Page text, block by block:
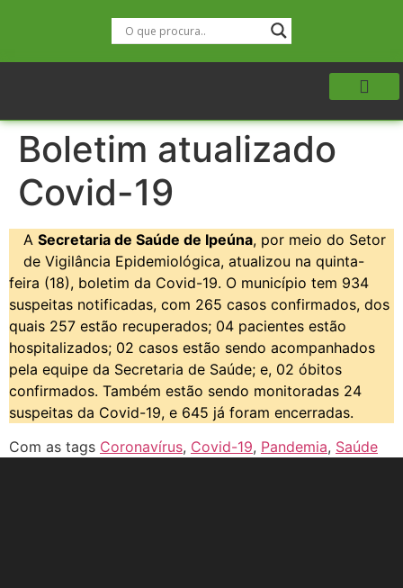
Boletim atualizado
Covid-19
A Secretaria de Saúde de Ipeúna, por meio do Setor
de Vigilância Epidemiológica, atualizou na quinta-
feira (18), boletim da Covid-19. O município tem 934
suspeitas notificadas, com 265 casos confirmados, dos
quais 257 estão recuperados; 04 pacientes estão
hospitalizados; 02 casos estão sendo acompanhados
pela equipe da Secretaria de Saúde; e, 02 óbitos
confirmados. Também estão sendo monitoradas 24
suspeitas da Covid-19, e 645 já foram encerradas.
Com as tags Coronavírus, Covid-19, Pandemia, Saúde